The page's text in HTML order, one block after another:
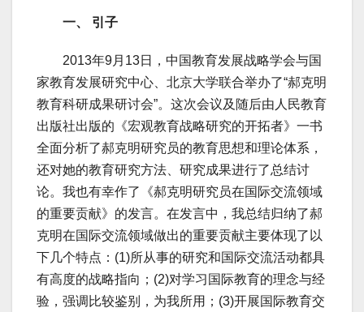
一、 引子
2013年9月13日，中国教育发展战略学会与国
家教育发展研究中心、北京大学联合举办了“郝克明
教育科研成果研讨会”。这次会议及随后由人民教育
出版社出版的《宏观教育战略研究的开拓者》一书
全面分析了郝克明研究员的教育思想和理论体系，
还对她的教育研究方法、研究成果进行了总结讨
论。我也有幸作了《郝克明研究员在国际交流领域
的重要贡献》的发言。在发言中，我总结归纳了郝
克明在国际交流领域做出的重要贡献主要体现了以
下几个特点：(1)所从事的研究和国际交流活动都具
有高度的战略指向；(2)对学习国际教育的理念与经
验，强调比较鉴别，为我所用；(3)开展国际教育交